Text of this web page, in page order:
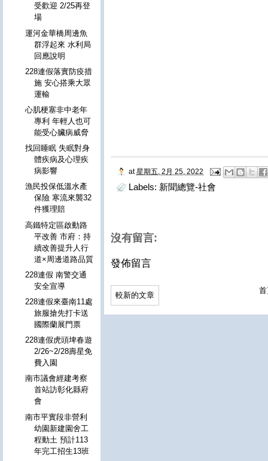
at 星期五, 2月 25, 2022
Labels: 新聞總覽-社會
沒有留言:
發佈留言
較新的文章
受歡迎 2/25再登
場
運河金華橋周邊魚
群浮起來 水利局
回應說明
228連假落實防疫措
施 安心搭乘大眾
運輸
心肌梗塞非中老年
專利 年輕人也可
能受心臟病威脅
找回睡眠 失眠對身
體疾病及心理疾
病影響
漁民投保低溫水產
保險 寒流來襲32
件獲理賠
高鐵特定區啟動路
平改善 市府：持
續改善提升人行
道×周邊道路品質
228連假 南警交通
安全宣導
228連假來臺南11處
旅服搶先打卡送
國際蘭展門票
228連假虎頭埤春遊
2/26~2/28壽星免
費入園
南市議會經建考察
首站訪彰化縣府
會
南市平實段非營利
幼園新建園舍工
程動土 預計113
年完工招生13班